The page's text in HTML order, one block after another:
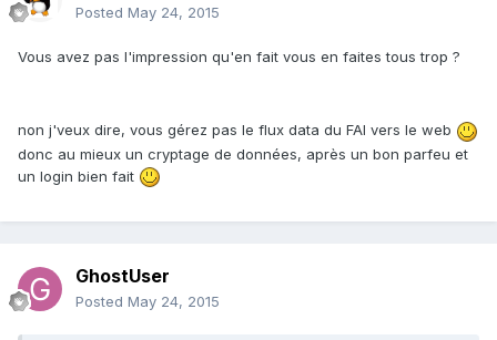
Posted May 24, 2015
Vous avez pas l'impression qu'en fait vous en faites tous trop ?
non j'veux dire, vous gérez pas le flux data du FAI vers le web
donc au mieux un cryptage de données, après un bon parfeu et
un login bien fait
GhostUser
Posted May 24, 2015